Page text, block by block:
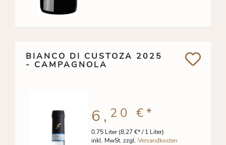
BIANCO DI CUSTOZA 2025
- CAMPAGNOLA
0.75 Liter(8,27 €* / 1 Liter)
inkl. MwSt. zzgl. Versandkosten
6, 20 €*